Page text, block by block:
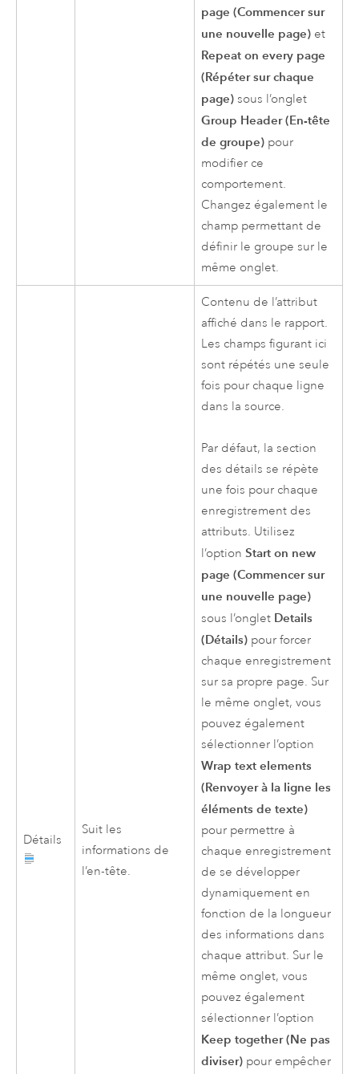
page (Commencer sur
une nouvelle page) et
Repeat on every page
(Répéter sur chaque
page) sous l’onglet
Group Header (En-tête
de groupe) pour
modifier ce
comportement.
Changez également le
champ permettant de
définir le groupe sur le
même onglet.
Détails
Suit les
informations de
l’en-tête.
Contenu de l’attribut
affiché dans le rapport.
Les champs figurant ici
sont répétés une seule
fois pour chaque ligne
dans la source.
Par défaut, la section
des détails se répète
une fois pour chaque
enregistrement des
attributs. Utilisez
l’optionStart on new
page (Commencer sur
une nouvelle page)
sous l’onglet Details
(Détails) pour forcer
chaque enregistrement
sur sa propre page. Sur
le même onglet, vous
pouvez également
sélectionner l’option
Wrap text elements
(Renvoyer à la ligne les
éléments de texte)
pour permettre à
chaque enregistrement
de se développer
dynamiquement en
fonction de la longueur
des informations dans
chaque attribut. Sur le
même onglet, vous
pouvez également
sélectionner l’option
Keep together (Ne pas
diviser) pour empêcher